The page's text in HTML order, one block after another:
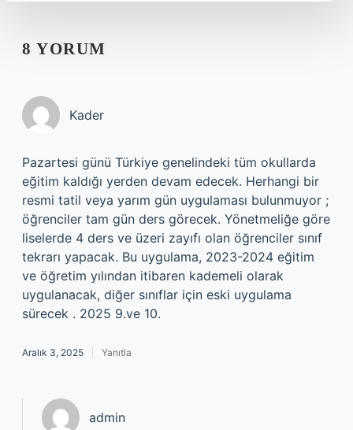
8 YORUM
Kader
Pazartesi günü Türkiye genelindeki tüm okullarda
eğitim kaldığı yerden devam edecek. Herhangi bir
resmi tatil veya yarım gün uygulaması bulunmuyor ;
öğrenciler tam gün ders görecek. Yönetmeliğe göre
liselerde 4 ders ve üzeri zayıfı olan öğrenciler sınıf
tekrarı yapacak. Bu uygulama, 2023-2024 eğitim
ve öğretim yılından itibaren kademeli olarak
uygulanacak, diğer sınıflar için eski uygulama
sürecek . 2025 9.ve 10.
Aralık 3, 2025 Yanıtla
admin